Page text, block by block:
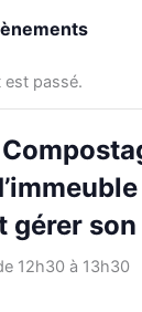
est passé.
gérer
12h30à 13h30